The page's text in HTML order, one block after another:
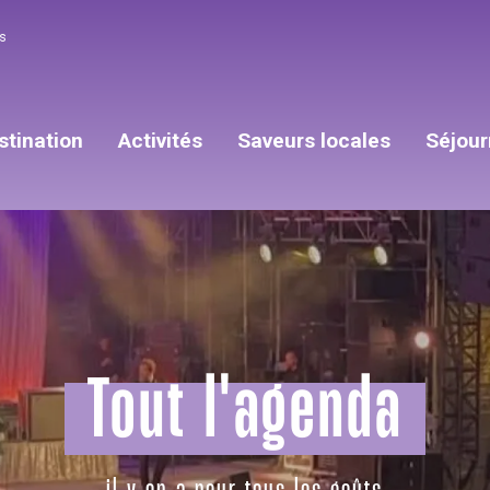
Activités Saveurs locales
Tout l'agenda